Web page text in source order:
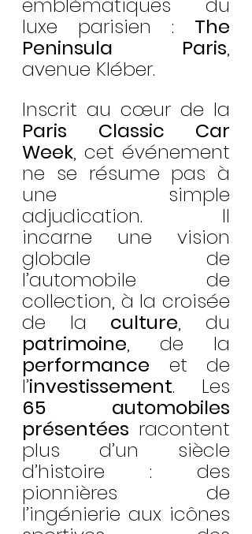
luxe parisien : The
Peninsula Paris,
avenue Kléber.
Paris Classic Car
Week, cet événement
ne se résume pas à
une simple
adjudication. Il
incarne une vision
globale de
l’automobile de
collection, à la croisée
de la culture
patrimoine
performance et de
l’investissement
65 automobiles
présentées racontent
plus d’un siècle
d’histoire : des
pionnières de
l’ingénierie aux icônes